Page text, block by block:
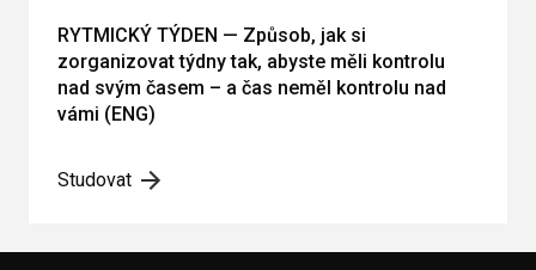
RYTMICKÝ TÝDEN — Způsob, jak si
zorganizovat týdny tak, abyste měli kontrolu
nad svým časem – a čas neměl kontrolu nad
vámi (ENG)
Studovat